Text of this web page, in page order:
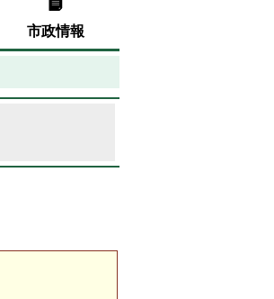
市政情報